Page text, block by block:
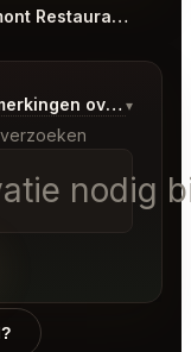
Chateau Marmont Restaurant Los Angeles Reviews
over▾
nodig